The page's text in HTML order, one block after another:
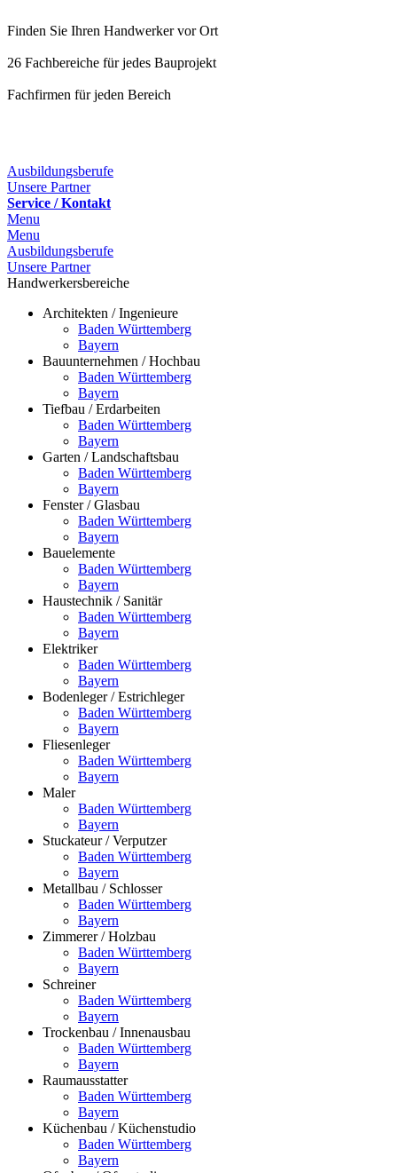
Finden Sie Ihren Handwerker vor Ort
26 Fachbereiche für jedes Bauprojekt
Fachfirmen für jeden Bereich
Ausbildungsberufe
Unsere Partner
Service / Kontakt
Menu
Menu
Ausbildungsberufe
Unsere Partner
Handwerkersbereiche
Architekten / Ingenieure
Baden Württemberg
Bayern
Bauunternehmen / Hochbau
Baden Württemberg
Bayern
Tiefbau / Erdarbeiten
Baden Württemberg
Bayern
Garten / Landschaftsbau
Baden Württemberg
Bayern
Fenster / Glasbau
Baden Württemberg
Bayern
Bauelemente
Baden Württemberg
Bayern
Haustechnik / Sanitär
Baden Württemberg
Bayern
Elektriker
Baden Württemberg
Bayern
Bodenleger / Estrichleger
Baden Württemberg
Bayern
Fliesenleger
Baden Württemberg
Bayern
Maler
Baden Württemberg
Bayern
Stuckateur / Verputzer
Baden Württemberg
Bayern
Metallbau / Schlosser
Baden Württemberg
Bayern
Zimmerer / Holzbau
Baden Württemberg
Bayern
Schreiner
Baden Württemberg
Bayern
Trockenbau / Innenausbau
Baden Württemberg
Bayern
Raumausstatter
Baden Württemberg
Bayern
Küchenbau / Küchenstudio
Baden Württemberg
Bayern